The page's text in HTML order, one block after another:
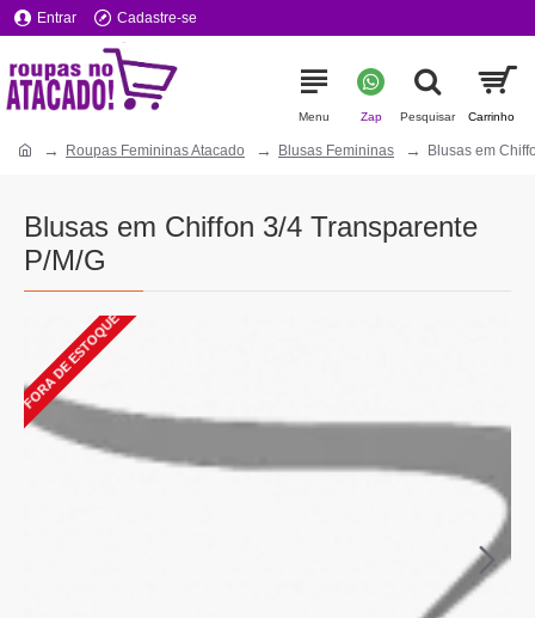
Entrar Cadastre-se
Roupas Femininas Atacado Blusas Femininas Blusas em
Blusas em Chiffon 3/4 Transparente
P/M/G
FORA DE ESTOQUE